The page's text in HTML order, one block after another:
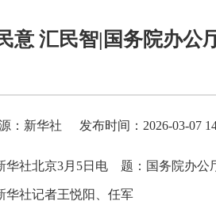
意 汇民智|国务院办公
：新华社 发布时间：2026-03-07
华社北京3月5日电 题：国务院办公
华社记者王悦阳、任军